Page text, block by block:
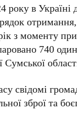
року в
з моменту
740
Сумської
свідомі
зброї та